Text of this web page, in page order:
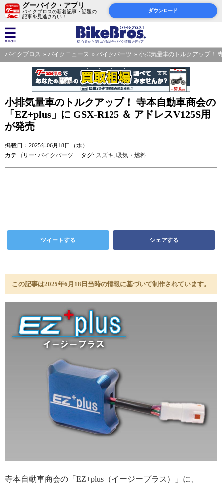
グーバイク・アプリ
バイクブロスの新着記事・話題の
記事を見逃さない！
ダウンロード
バイクブロス バイクニュース バイクパーツ 小排気量車のトルクアップ！
小排気量車のトルクアップ！ 寺本自動車商会の
「EZ+plus」に GSX-R125 ＆ アドレスV125S用
が発売
掲載日：2025年06月18日（水）
カテゴリー: バイクパーツ タグ: スズキ, 吸気・燃料
ツイートする シェアする
この記事は2025年6月18日当時の情報に基づいて制作されています。
寺本自動車商会の「EZ+plus（イージープラス）」に、